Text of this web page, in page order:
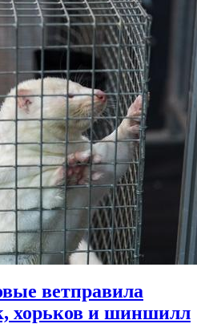
ветправила
хорьков и шиншилл